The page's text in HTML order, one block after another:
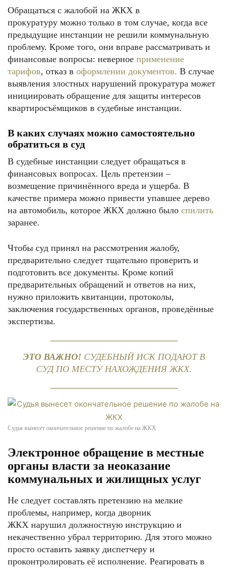
Обращаться с жалобой на ЖКХ в
прокуратуру можно только в том случае, когда все
предыдущие инстанции не решили коммунальную
проблему. Кроме того, они вправе рассматривать и
финансовые вопросы: неверное применение
тарифов, отказ в оформлении документов. В случае
выявления злостных нарушений прокуратура может
инициировать обращение для защиты интересов
квартиросъёмщиков в судебные инстанции.
В каких случаях можно самостоятельно
обратиться в суд
В судебные инстанции следует обращаться в
финансовых вопросах. Цель претензии –
возмещение причинённого вреда и ущерба. В
качестве примера можно привести упавшее дерево
на автомобиль, которое ЖКХ должно было спилить
заранее.
Чтобы суд принял на рассмотрения жалобу,
предварительно следует тщательно проверить и
подготовить все документы. Кроме копий
предварительных обращений и ответов на них,
нужно приложить квитанции, протоколы,
заключения государственных органов, проведённые
экспертизы.
ЭТО ВАЖНО! СУДЕБНЫЙ ИСК ПОДАЮТ В
СУД ПО МЕСТУ НАХОЖДЕНИЯ ЖКХ.
Судья вынесет окончательное решение по жалобе на ЖКХ
Электронное обращение в местные
органы власти за неоказание
коммунальных и жилищных услуг
Не следует составлять претензию на мелкие
проблемы, например, когда дворник
ЖКХ нарушил должностную инструкцию и
некачественно убрал территорию. Для этого можно
просто оставить заявку диспетчеру и
проконтролировать её исполнение. Реагировать в